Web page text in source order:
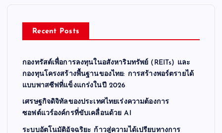
Recent Posts
กองทรัสต์เพื่อการลงทุนในอสังหาริมทรัพย์ (REITs) และ
กองทุนโครงสร้างพื้นฐานของไทย: การสร้างพอร์ตรายได้
แบบพาสซีฟที่แข็งแกร่งในปี 2026
เศรษฐกิจดิจิทัลของประเทศไทยเร่งความต้องการ
ซอฟต์แวร์องค์กรที่ขับเคลื่อนด้วย AI
ระบบอัตโนมัติอัจฉริยะ ก้าวสู่ความได้เปรียบทางการ